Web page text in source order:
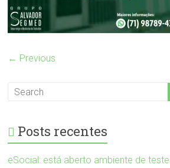
← Previous
Posts recentes
eSocial: está aberto ambiente de